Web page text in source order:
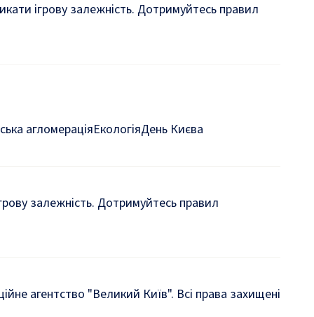
ігрову залежність. Дотримуйтесь правил
агломераціяЕкологіяДень Києва
залежність. Дотримуйтесь правил
агентство "Великий Київ". Всі права захищені